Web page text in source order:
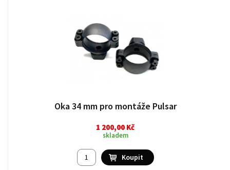
Oka 34 mm pro montáže Pulsar
1 200,00 Kč
skladem